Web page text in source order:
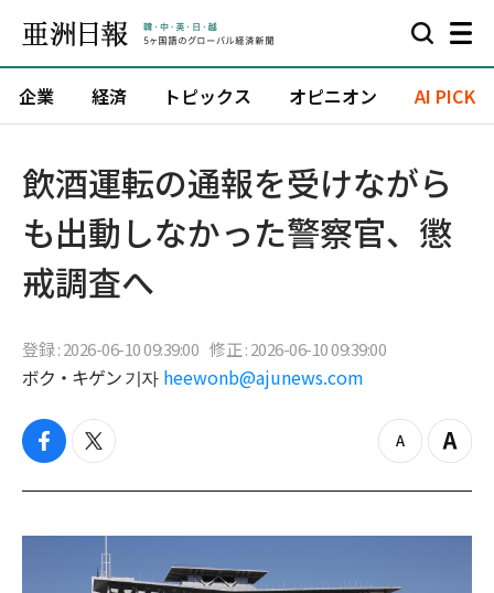
企業 経済 トピックス オピニオン AI PICK
飲酒運転の通報を受けながら
も出動しなかった警察官、懲
戒調査へ
登録 : 2026-06-10 09:39:00 修正 : 2026-06-10 09:39:00
ボク・キゲン 기자 heewonb@ajunews.com
f
c
b
t
i
t
r
z
o
o
Z
o
i